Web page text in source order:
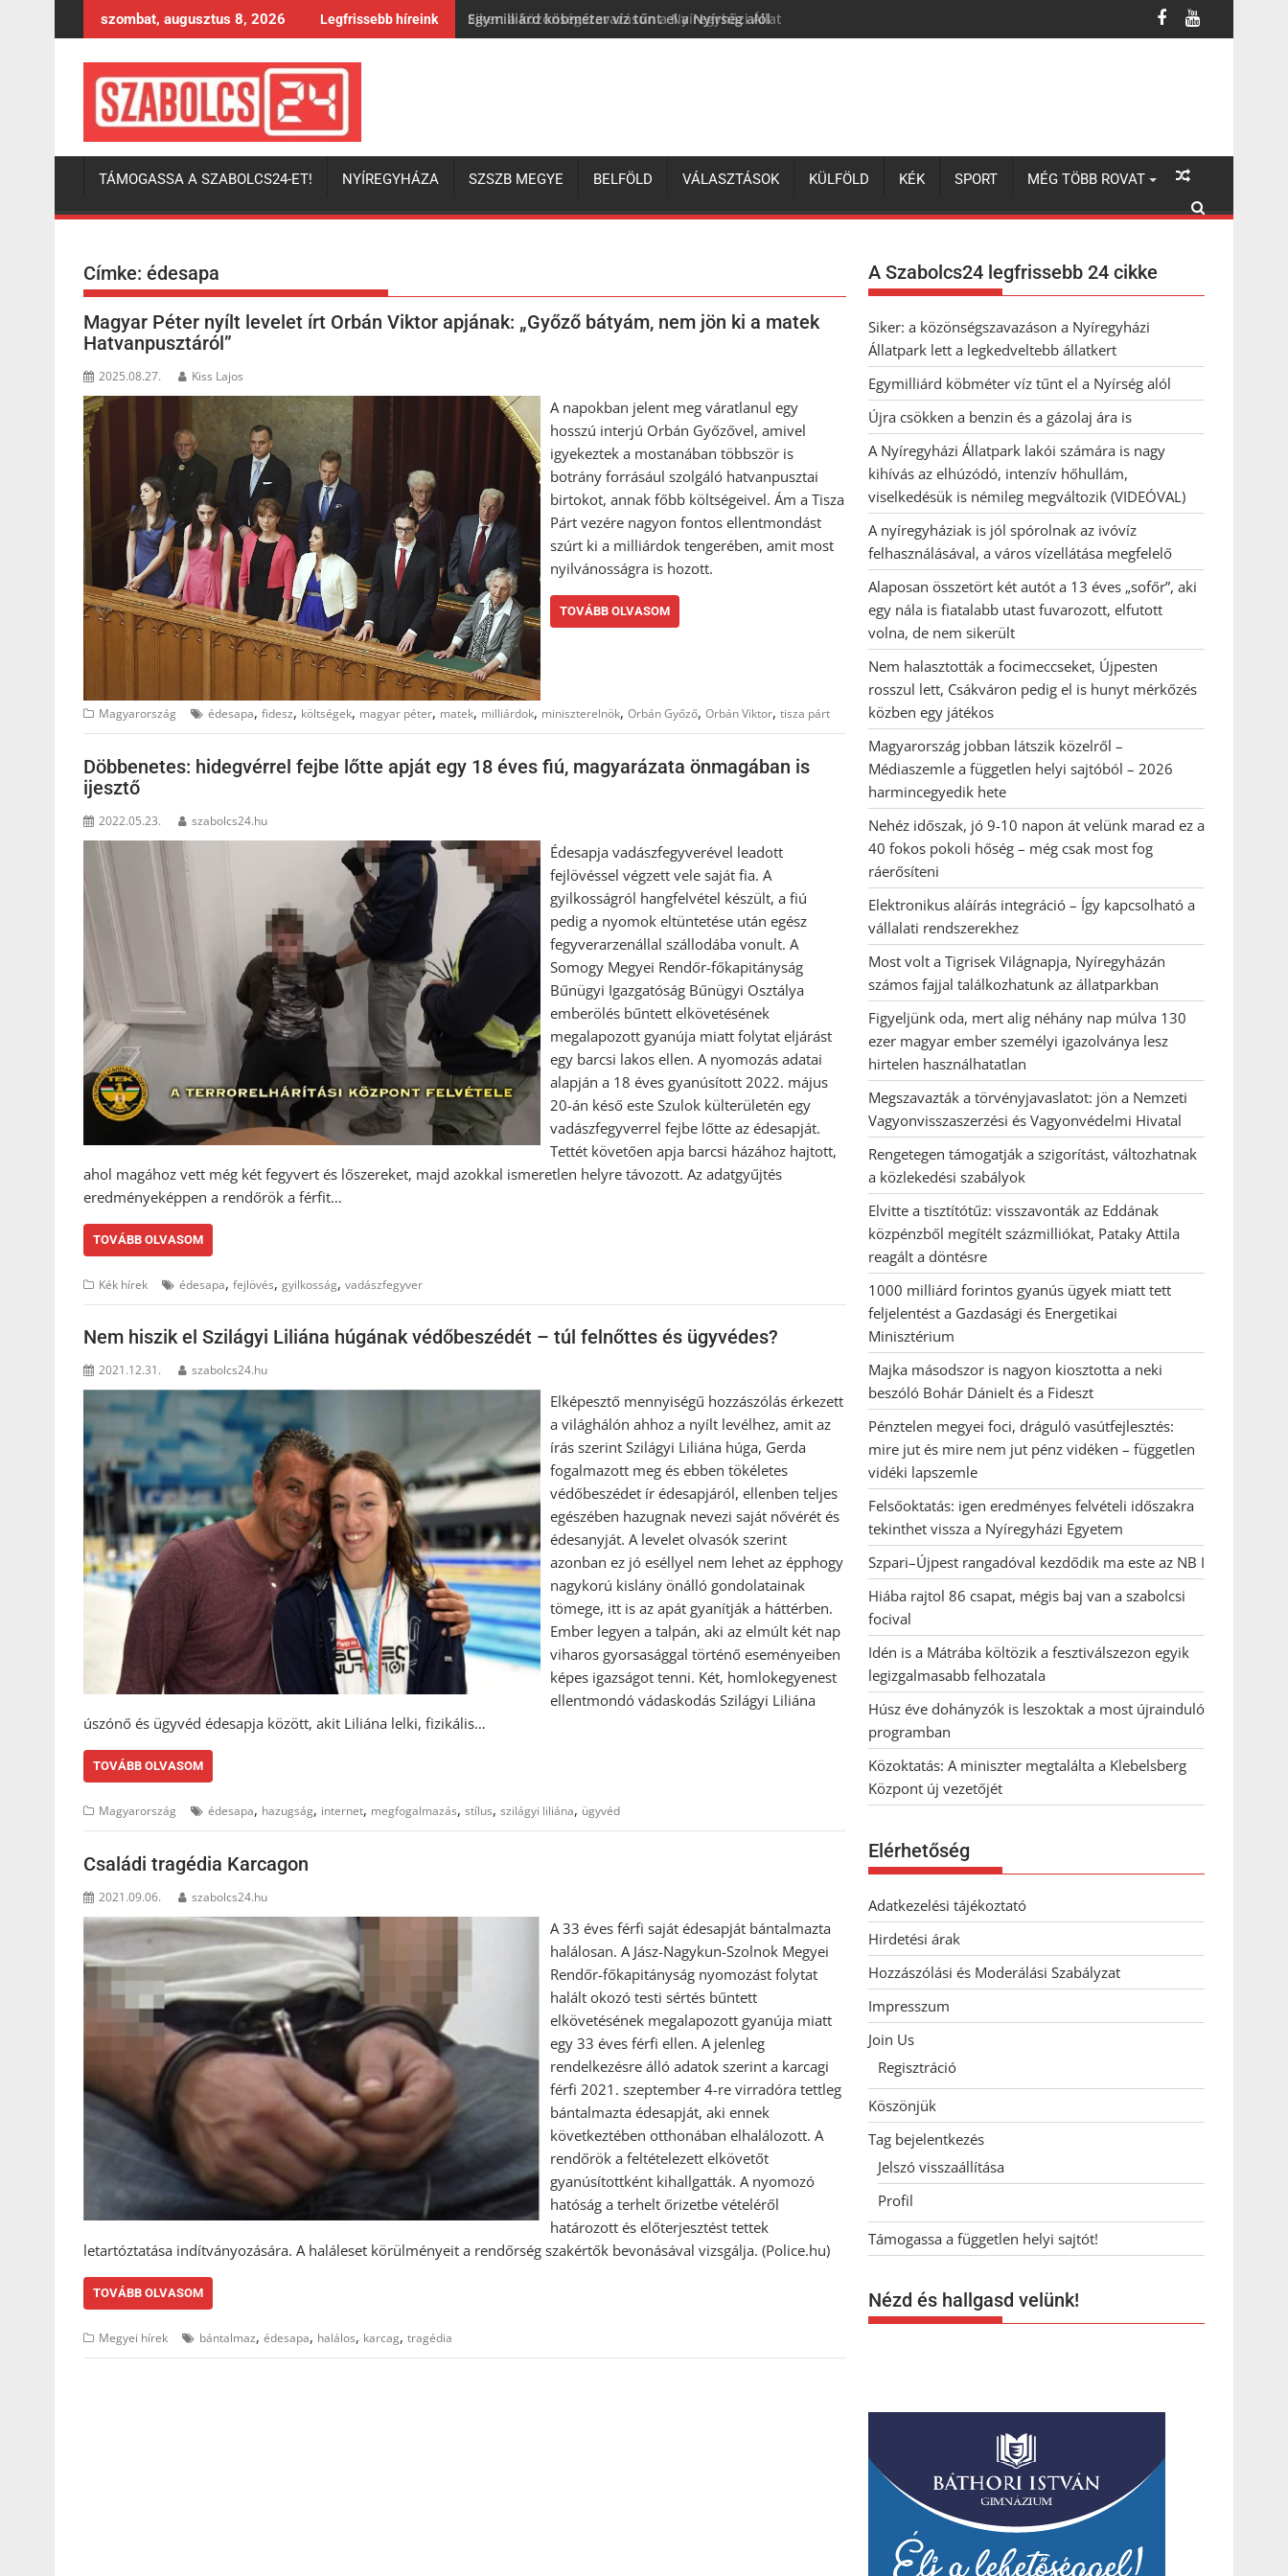
to
szombat, augusztus 8, 2026 Legfrissebb híreink Egymilliárd köbméter víz tűnt el a Nyírség alól
TÁMOGASSA A SZABOLCS24-ET! NYÍREGYHÁZA SZSZB MEGYE BELFÖLD VÁLASZTÁSOK KÜLFÖLD KÉK SPORT MÉG TÖBB ROVAT
Címke: édesapa
Magyar Péter nyílt levelet írt Orbán Viktor apjának: „Győző bátyám, nem jön ki a matek
Hatvanpusztáról”
2025.08.27. Kiss Lajos
A napokban jelent meg váratlanul egy
hosszú interjú Orbán Győzővel, amivel
igyekeztek a mostanában többször is
botrány forrásául szolgáló hatvanpusztai
birtokot, annak főbb költségeivel. Ám a Tisza
Párt vezére nagyon fontos ellentmondást
szúrt ki a milliárdok tengerében, amit most
nyilvánosságra is hozott.
TOVÁBB OLVASOM
Magyarország édesapa, fidesz, költségek, magyar péter, matek, milliárdok, miniszterelnök, Orbán Győző, Orbán Viktor, tisza párt
Döbbenetes: hidegvérrel fejbe lőtte apját egy 18 éves fiú, magyarázata önmagában is
ijesztő
2022.05.23. szabolcs24.hu
Édesapja vadászfegyverével leadott
fejlövéssel végzett vele saját fia. A
gyilkosságról hangfelvétel készült, a fiú
pedig a nyomok eltüntetése után egész
fegyverarzenállal szállodába vonult. A
Somogy Megyei Rendőr-főkapitányság
Bűnügyi Igazgatóság Bűnügyi Osztálya
emberölés bűntett elkövetésének
megalapozott gyanúja miatt folytat eljárást
egy barcsi lakos ellen. A nyomozás adatai
alapján a 18 éves gyanúsított 2022. május
20-án késő este Szulok külterületén egy
vadászfegyverrel fejbe lőtte az édesapját.
Tettét követően apja barcsi házához hajtott,
ahol magához vett még két fegyvert és lőszereket, majd azokkal ismeretlen helyre távozott. Az adatgyűjtés
eredményeképpen a rendőrök a férfit…
TOVÁBB OLVASOM
Kék hírek édesapa, fejlövés, gyilkosság, vadászfegyver
Nem hiszik el Szilágyi Liliána húgának védőbeszédét – túl felnőttes és ügyvédes?
2021.12.31. szabolcs24.hu
Elképesztő mennyiségű hozzászólás érkezett
a világhálón ahhoz a nyílt levélhez, amit az
írás szerint Szilágyi Liliána húga, Gerda
fogalmazott meg és ebben tökéletes
védőbeszédet ír édesapjáról, ellenben teljes
egészében hazugnak nevezi saját nővérét és
édesanyját. A levelet olvasók szerint
azonban ez jó eséllyel nem lehet az épphogy
nagykorú kislány önálló gondolatainak
tömege, itt is az apát gyanítják a háttérben.
Ember legyen a talpán, aki az elmúlt két nap
viharos gyorsasággal történő eseményeiben
képes igazságot tenni. Két, homlokegyenest
ellentmondó vádaskodás Szilágyi Liliána
úszónő és ügyvéd édesapja között, akit Liliána lelki, fizikális…
TOVÁBB OLVASOM
Magyarország édesapa, hazugság, internet, megfogalmazás, stílus, szilágyi liliána, ügyvéd
Családi tragédia Karcagon
2021.09.06. szabolcs24.hu
A 33 éves férfi saját édesapját bántalmazta
halálosan. A Jász-Nagykun-Szolnok Megyei
Rendőr-főkapitányság nyomozást folytat
halált okozó testi sértés bűntett
elkövetésének megalapozott gyanúja miatt
egy 33 éves férfi ellen. A jelenleg
rendelkezésre álló adatok szerint a karcagi
férfi 2021. szeptember 4-re virradóra tettleg
bántalmazta édesapját, aki ennek
következtében otthonában elhalálozott. A
rendőrök a feltételezett elkövetőt
gyanúsítottként kihallgatták. A nyomozó
hatóság a terhelt őrizetbe vételéről
határozott és előterjesztést tettek
letartóztatása indítványozására. A haláleset körülményeit a rendőrség szakértők bevonásával vizsgálja. (Police.hu)
TOVÁBB OLVASOM
Megyei hírek bántalmaz, édesapa, halálos, karcag, tragédia
A Szabolcs24 legfrissebb 24 cikke
Siker: a közönségszavazáson a Nyíregyházi
Állatpark lett a legkedveltebb állatkert
Egymilliárd köbméter víz tűnt el a Nyírség alól
Újra csökken a benzin és a gázolaj ára is
A Nyíregyházi Állatpark lakói számára is nagy
kihívás az elhúzódó, intenzív hőhullám,
viselkedésük is némileg megváltozik (VIDEÓVAL)
A nyíregyháziak is jól spórolnak az ivóvíz
felhasználásával, a város vízellátása megfelelő
Alaposan összetört két autót a 13 éves „sofőr”, aki
egy nála is fiatalabb utast fuvarozott, elfutott
volna, de nem sikerült
Nem halasztották a focimeccseket, Újpesten
rosszul lett, Csákváron pedig el is hunyt mérkőzés
közben egy játékos
Magyarország jobban látszik közelről –
Médiaszemle a független helyi sajtóból – 2026
harmincegyedik hete
Nehéz időszak, jó 9-10 napon át velünk marad ez a
40 fokos pokoli hőség – még csak most fog
ráerősíteni
Elektronikus aláírás integráció – Így kapcsolható a
vállalati rendszerekhez
Most volt a Tigrisek Világnapja, Nyíregyházán
számos fajjal találkozhatunk az állatparkban
Figyeljünk oda, mert alig néhány nap múlva 130
ezer magyar ember személyi igazolványa lesz
hirtelen használhatatlan
Megszavazták a törvényjavaslatot: jön a Nemzeti
Vagyonvisszaszerzési és Vagyonvédelmi Hivatal
Rengetegen támogatják a szigorítást, változhatnak
a közlekedési szabályok
Elvitte a tisztítótűz: visszavonták az Eddának
közpénzből megítélt százmilliókat, Pataky Attila
reagált a döntésre
1000 milliárd forintos gyanús ügyek miatt tett
feljelentést a Gazdasági és Energetikai
Minisztérium
Majka másodszor is nagyon kiosztotta a neki
beszóló Bohár Dánielt és a Fideszt
Pénztelen megyei foci, dráguló vasútfejlesztés:
mire jut és mire nem jut pénz vidéken – független
vidéki lapszemle
Felsőoktatás: igen eredményes felvételi időszakra
tekinthet vissza a Nyíregyházi Egyetem
Szpari–Újpest rangadóval kezdődik ma este az NB I
Hiába rajtol 86 csapat, mégis baj van a szabolcsi
focival
Idén is a Mátrába költözik a fesztiválszezon egyik
legizgalmasabb felhozatala
Húsz éve dohányzók is leszoktak a most újrainduló
programban
Közoktatás: A miniszter megtalálta a Klebelsberg
Központ új vezetőjét
Elérhetőség
Adatkezelési tájékoztató
Hirdetési árak
Hozzászólási és Moderálási Szabályzat
Impresszum
Join Us
Regisztráció
Köszönjük
Tag bejelentkezés
Jelszó visszaállítása
Profil
Támogassa a független helyi sajtót!
Nézd és hallgasd velünk!